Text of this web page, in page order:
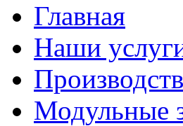
Главная
Наши
Модульные